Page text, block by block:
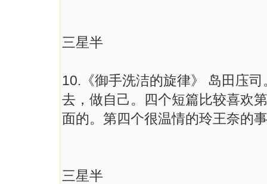
三星半
10.《御手洗洁的旋律》 岛田庒
去，做自己。四个短篇比较喜欢
面的。第四个很温情的玲王奈的
三星半